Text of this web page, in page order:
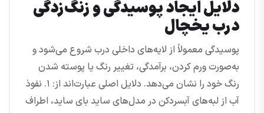
دلایل ایجاد پوسیدگی و زنگ‌زدگی
درب یخچال
پوسیدگی معمولاً از لایه‌های داخلی درب شروع می‌شود و
به‌صورت ورم کردن، برآمدگی، تغییر رنگ یا پوسته شدن
رنگ خود را نشان می‌دهد. دلایل اصلی عبارت‌اند از: ۱. نفوذ
آب از لبه‌های آبسردکن در مدل‌های ساید بای ساید، اطراف